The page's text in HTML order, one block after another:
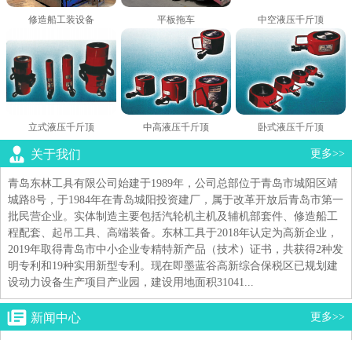
修造船工装设备 平板拖车 中空液压千斤顶
立式液压千斤顶 中高液压千斤顶 卧式液压千斤顶
关于我们 更多>>
青岛东林工具有限公司始建于1989年，公司总部位于青岛市城阳区靖
城路8号，于1984年在青岛城阳投资建厂，属于改革开放后青岛市第一
批民营企业。实体制造主要包括汽轮机主机及辅机部套件、修造船工
程配套、起吊工具、高端装备。东林工具于2018年认定为高新企业，
2019年取得青岛市中小企业专精特新产品（技术）证书，共获得2种发
明专利和19种实用新型专利。现在即墨蓝谷高新综合保税区已规划建
设动力设备生产项目产业园，建设用地面积31041...
新闻中心 更多>>